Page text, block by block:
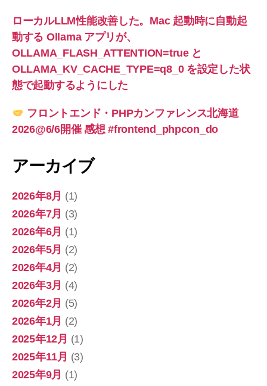
ローカルLLM性能改善した。Mac 起動時に自動起
動する Ollama アプリが、
OLLAMA_FLASH_ATTENTION=true と
OLLAMA_KV_CACHE_TYPE=q8_0 を設定した状
態で起動するようにした
フロントエンド・PHPカンファレンス北海道
2026@6/6開催 感想 #frontend_phpcon_do
アーカイブ
2026年8月 (1)
2026年7月 (3)
2026年6月 (1)
2026年5月 (2)
2026年4月 (2)
2026年3月 (4)
2026年2月 (5)
2026年1月 (2)
2025年12月 (1)
2025年11月 (3)
2025年9月 (1)